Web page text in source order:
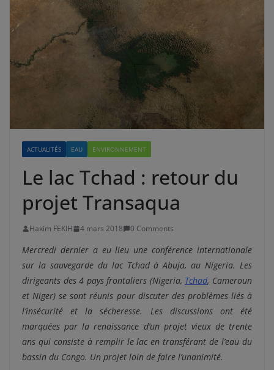
ACTUALITÉS EAU ENVIRONNEMENT
Le lac Tchad : retour du
projet Transaqua
Hakim FEKIH 4 mars 2018 0 Comments
Mercredi dernier a eu lieu une conférence internationale
sur la sauvegarde du lac Tchad à Abuja, au Nigeria. Les
dirigeants des 4 pays frontaliers (Nigeria, Tchad, Cameroun
et Niger) se sont réunis pour discuter des problèmes liés à
l’insécurité et la sécheresse. Les discussions ont été
marquées par la renaissance d’un projet vieux de trente
ans qui consiste à remplir le lac en transférant de l’eau du
bassin du Congo. Un projet loin de faire l’unanimité.